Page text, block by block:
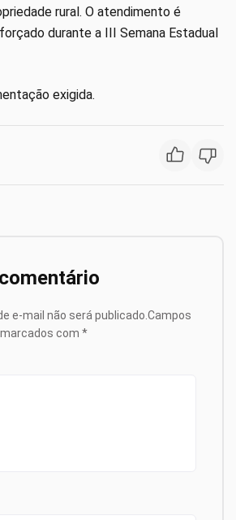
rural. O atendimento é
durante a III Semana Estadual
exigida.
e-mail não será publicado. Campos
com *